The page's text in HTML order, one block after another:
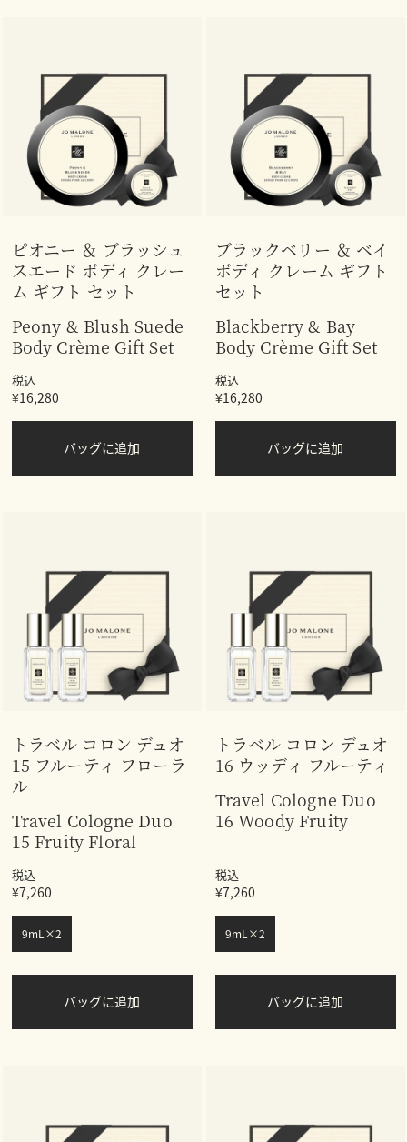
ピオニー ＆ ブラッシュ
スエード ボディ クレー
ム ギフト セット
Peony & Blush Suede
Body Crème Gift Set
税込
¥16,280
バッグに追加
ブラックベリー ＆ ベイ
ボディ クレーム ギフト
セット
Blackberry & Bay
Body Crème Gift Set
税込
¥16,280
バッグに追加
トラベル コロン デュオ
15 フルーティ フローラ
ル
Travel Cologne Duo
15 Fruity Floral
税込
¥7,260
9mL×2
バッグに追加
トラベル コロン デュオ
16 ウッディ フルーティ
Travel Cologne Duo
16 Woody Fruity
税込
¥7,260
9mL×2
バッグに追加